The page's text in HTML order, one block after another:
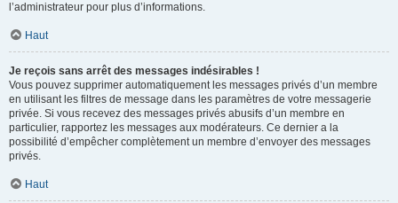
l’administrateur pour plus d’informations.
Haut
Je reçois sans arrêt des messages indésirables !
Vous pouvez supprimer automatiquement les messages privés d’un membre
en utilisant les filtres de message dans les paramètres de votre messagerie
privée. Si vous recevez des messages privés abusifs d’un membre en
particulier, rapportez les messages aux modérateurs. Ce dernier a la
possibilité d’empêcher complètement un membre d’envoyer des messages
privés.
Haut